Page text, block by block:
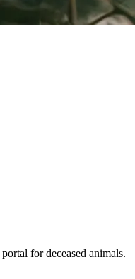
for deceased animals.